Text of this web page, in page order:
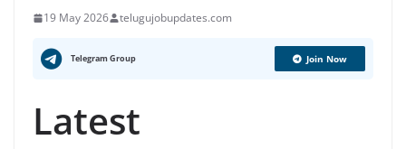
19 May 2026 telugujobupdates.com
Telegram Group Join Now
Latest